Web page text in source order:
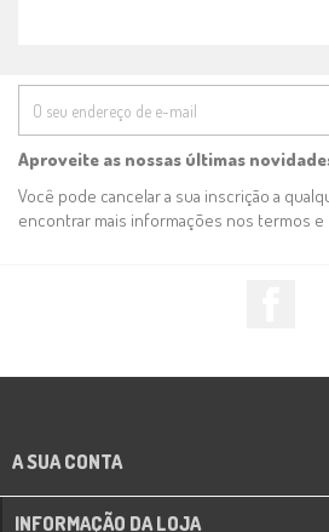
Aproveite as nossas últimas
Você pode cancelar a sua inscrição a
encontrar mais informações nos termos
A SUA CONTA
INFORMAÇÃO DA LOJA